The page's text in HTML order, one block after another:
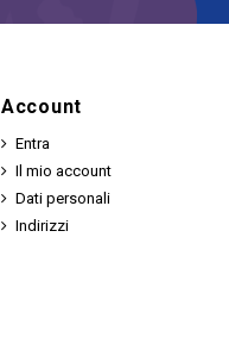
Account
Entra
Il mio account
Dati personali
Indirizzi